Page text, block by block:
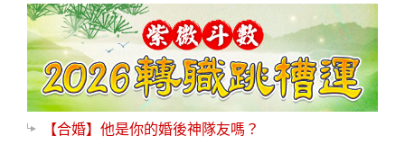
【合婚】他是你的婚後神隊友嗎？